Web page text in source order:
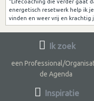
energetisch resetwerk help ik
vinden en weer vrij en krachtig
Ik zoek
een Professional/
de Agenda
Inspiratie